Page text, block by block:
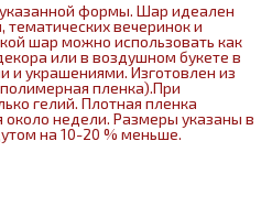
формы. Шар идеален
вечеринок и
шар можно использовать как
или в воздушном букете в
и украшениями. Изготовлен из
пленка).При
гелий. Плотная пленка
около недели. Размеры указаны в
на 10-20 % меньше.